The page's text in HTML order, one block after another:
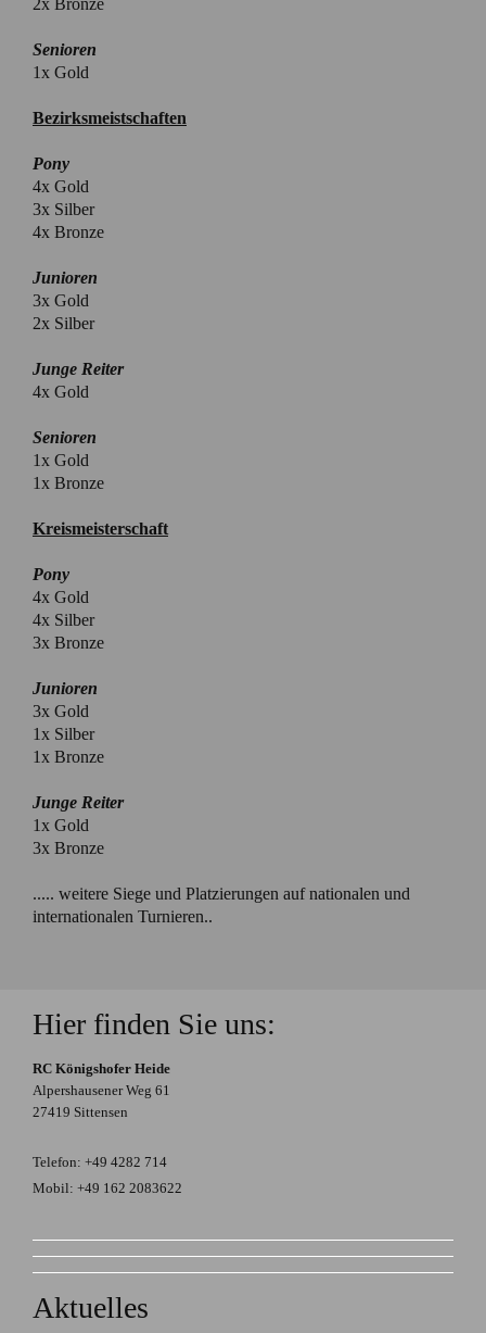
Senioren
1x Gold
Bezirksmeistschaften
Pony
4x Gold
3x Silber
4x Bronze
Junioren
3x Gold
2x Silber
Junge Reiter
4x Gold
Senioren
1x Gold
1x Bronze
Kreismeisterschaft
Pony
4x Gold
4x Silber
3x Bronze
Junioren
3x Gold
1x Silber
1x Bronze
Junge Reiter
1x Gold
3x Bronze
..... weitere Siege und Platzierungen auf nationalen und
internationalen Turnieren..
Hier finden Sie uns:
RC Königshofer Heide
Alpershausener Weg 61
27419 Sittensen
Telefon: +49 4282 714
Mobil: +49 162 2083622
Aktuelles